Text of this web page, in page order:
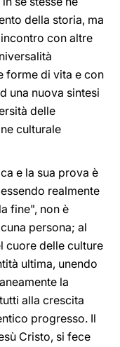
della storia, ma
con altre
forme di vita e con
una nuova sintesi
delle
culturale
e la sua prova è
realmente
fine", non è
persona; al
cuore delle culture
ultima, unendo
la
alla crescita
progresso. Il
Cristo, si fece